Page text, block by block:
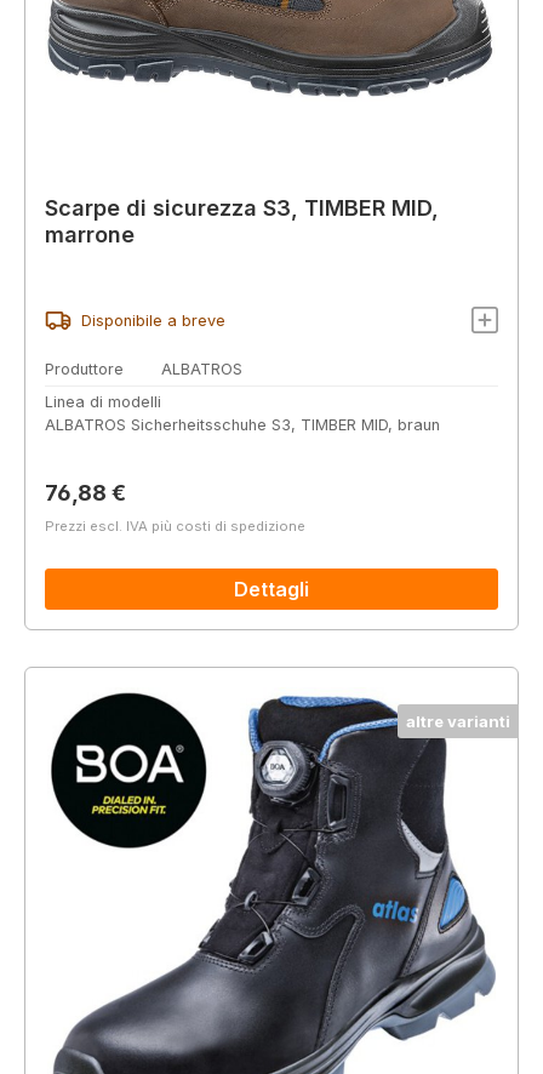
Scarpe di sicurezza S3, TIMBER MID,
marrone
Disponibile a breve
Produttore
ALBATROS
Linea di modelli
ALBATROS Sicherheitsschuhe S3, TIMBER MID, braun
Prezzo normale:
76,88 €
Prezzi escl. IVA più costi di spedizione
Dettagli
altre varianti